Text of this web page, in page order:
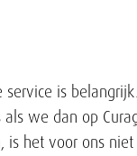
is
we dan op
is het voor ons